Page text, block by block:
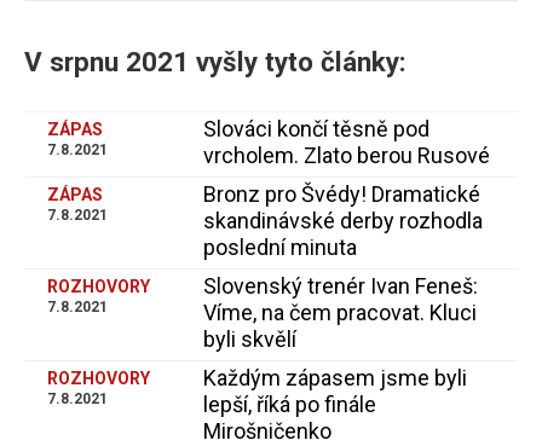
V srpnu 2021 vyšly tyto články:
ZÁPAS
7.8.2021
Slováci končí těsně pod
vrcholem. Zlato berou Rusové
ZÁPAS
7.8.2021
Bronz pro Švédy! Dramatické
skandinávské derby rozhodla
poslední minuta
ROZHOVORY
7.8.2021
Slovenský trenér Ivan Feneš:
Víme, na čem pracovat. Kluci
byli skvělí
ROZHOVORY
7.8.2021
Každým zápasem jsme byli
lepší, říká po finále
Mirošničenko